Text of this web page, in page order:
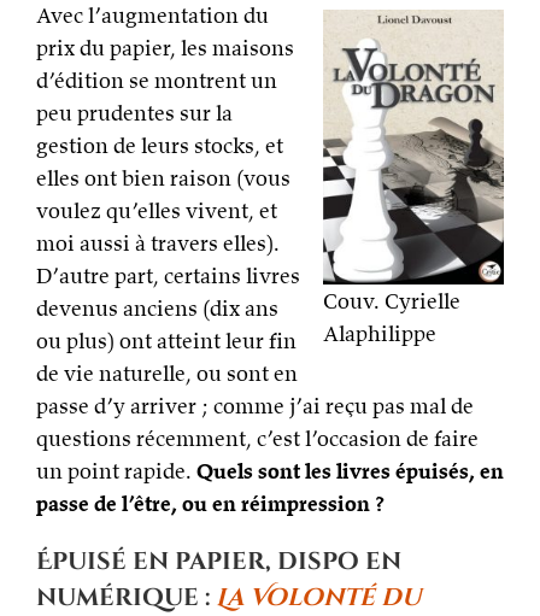
Couv. Cyrielle
Alaphilippe
Avec l’augmentation du
prix du papier, les maisons
d’édition se montrent un
peu prudentes sur la
gestion de leurs stocks, et
elles ont bien raison (vous
voulez qu’elles vivent, et
moi aussi à travers elles).
D’autre part, certains livres
devenus anciens (dix ans
ou plus) ont atteint leur fin
de vie naturelle, ou sont en
passe d’y arriver ; comme j’ai reçu pas mal de
questions récemment, c’est l’occasion de faire
un point rapide. Quels sont les livres épuisés, en
passe de l’être, ou en réimpression ?
Épuisé en papier, dispo en
numérique : La Volonté du